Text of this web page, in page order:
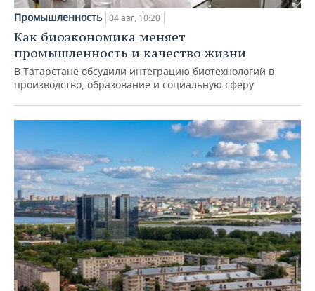
Промышленность 04 авг, 10:20
Как биоэкономика меняет
промышленность и качество жизни
В Татарстане обсудили интеграцию биотехнологий в
производство, образование и социальную сферу